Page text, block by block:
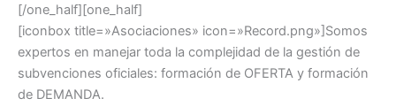
[/one_half][one_half]
[iconbox title=»Asociaciones» icon=»Record.png»]Somos
expertos en manejar toda la complejidad de la gestión de
subvenciones oficiales: formación de OFERTA y formación
de DEMANDA.